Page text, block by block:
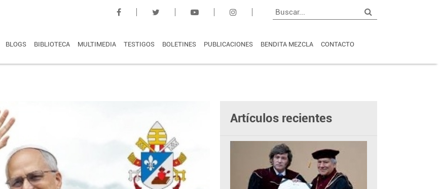
BLOGS BIBLIOTECA MULTIMEDIA TESTIGOS BOLETINES PUBLICACIONES BENDITA MEZCLA CONTACTO
Artículos recientes